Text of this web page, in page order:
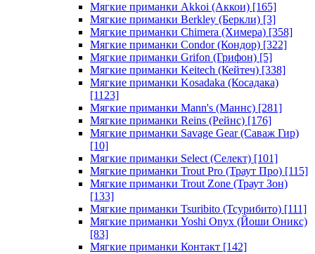
Мягкие приманки Akkoi (Аккои) [165]
Мягкие приманки Berkley (Беркли) [3]
Мягкие приманки Chimera (Химера) [358]
Мягкие приманки Condor (Кондор) [322]
Мягкие приманки Grifon (Грифон) [5]
Мягкие приманки Keitech (Кейтеч) [338]
Мягкие приманки Kosadaka (Косадака)
[1123]
Мягкие приманки Mann's (Маннс) [281]
Мягкие приманки Reins (Рейнс) [176]
Мягкие приманки Savage Gear (Саваж Гир)
[10]
Мягкие приманки Select (Селект) [101]
Мягкие приманки Trout Pro (Траут Про) [115]
Мягкие приманки Trout Zone (Траут Зон)
[133]
Мягкие приманки Tsuribito (Тсурибито) [111]
Мягкие приманки Yoshi Onyx (Йоши Оникс)
[83]
Мягкие приманки Контакт [142]